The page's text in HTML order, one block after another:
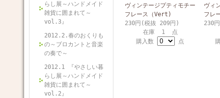
らし展～ハンドメイド
雑貨に囲まれて～
vol.3』
2012.2.春のおくりも
の～ブロカントと音楽
の奏で～
2012.1 『やさしい暮
らし展～ハンドメイド
雑貨に囲まれて～
vol.2』
ヴィンテージプティモチー
フレース（Vert)
230円(税抜 209円)
在庫 1 点
購入数
点
ヴィ
フレ
230